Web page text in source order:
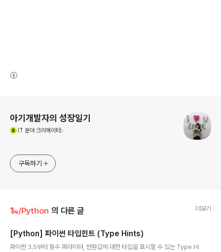
아기개발자의 성장일기
IT 분야 크리에이터
구독하기
🐍/Python 의 다른 글 더보기
[Python] 파이썬 타입힌트 (Type Hints)
파이썬 3.5부터 함수 파라미터, 반환값에 대한 타입을 표시할 수 있는 Type Hi